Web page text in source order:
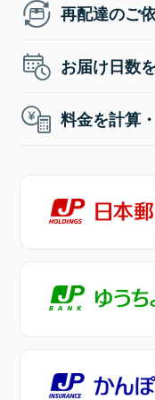
再配達のご
お届け日数
料金を計算